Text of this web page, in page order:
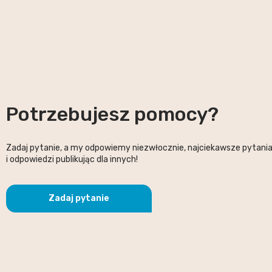
Potrzebujesz pomocy?
Zadaj pytanie, a my odpowiemy niezwłocznie, najciekawsze pytania
i odpowiedzi publikując dla innych!
Zadaj pytanie